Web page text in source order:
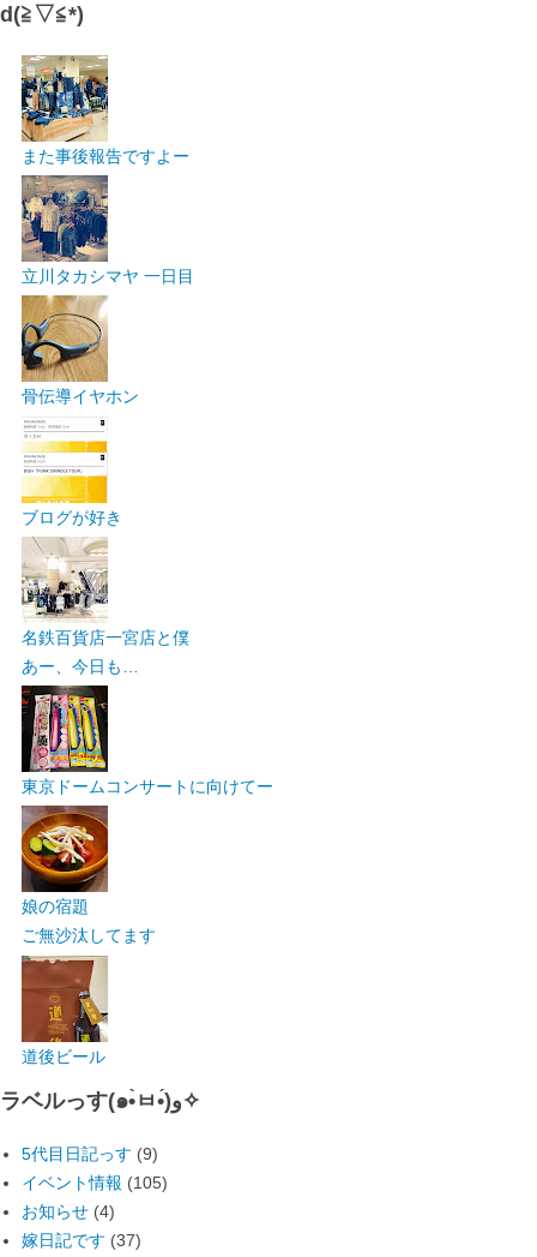
d(≧▽≦*)
また事後報告ですよー
立川タカシマヤ 一日目
骨伝導イヤホン
ブログが好き
名鉄百貨店一宮店と僕
あー、今日も…
東京ドームコンサートに向けてー
娘の宿題
ご無沙汰してます
道後ビール
ラベルっす(๑•̀ㅂ•́)و✧
5代目日記っす (9)
イベント情報 (105)
お知らせ (4)
嫁日記です (37)